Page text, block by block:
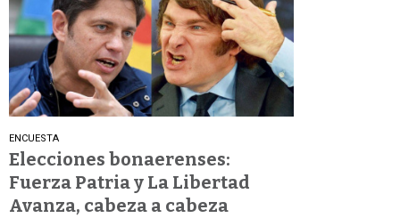
ENCUESTA
Elecciones bonaerenses:
Fuerza Patria y La Libertad
Avanza, cabeza a cabeza